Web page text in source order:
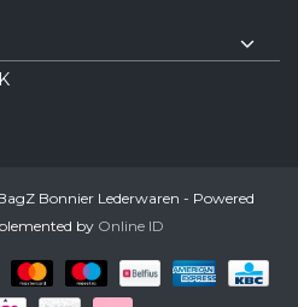
Bonnier Lederwaren - Powered
by Online ID